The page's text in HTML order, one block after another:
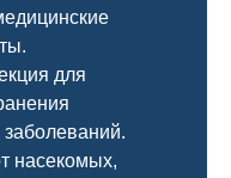
для
насекомых,